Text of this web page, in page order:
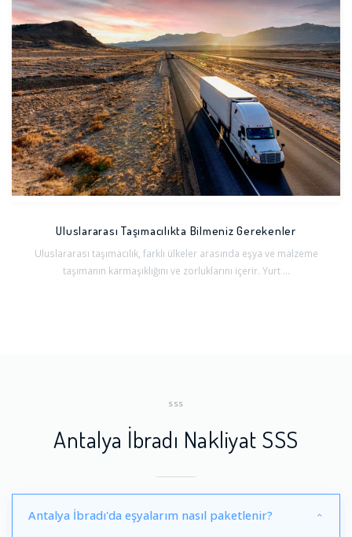
Uluslararası Taşımacılıkta Bilmeniz Gerekenler
Uluslararası taşımacılık, farklı ülkeler arasında eşya ve malzeme
taşımanın karmaşıklığını ve zorluklarını içerir. Yurt ...
SSS
Antalya İbradı Nakliyat SSS
Antalya İbradı'da eşyalarım nasıl paketlenir?